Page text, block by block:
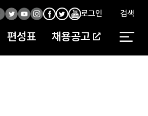
편성표 채용공고
트
터
유
브
인
타
페 인
타
유
브
로그인 검색